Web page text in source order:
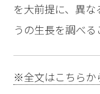
を大前提に、異
うの生長を調べる
※全文はこちらか